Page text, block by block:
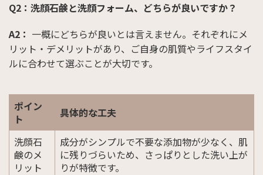
Q2：洗顔石鹸と洗顔フォーム、どちらが良いですか？
A2： 一概にどちらが良いとは言えません。それぞれにメ
リット・デメリットがあり、ご自身の肌質やライフスタイ
ルに合わせて選ぶことが大切です。
ポイン
ト
具体的な工夫
洗顔石
鹸のメ
リット
成分がシンプルで不要な添加物が少なく、肌
に残りづらいため、さっぱりとした洗い上が
りが特徴です。